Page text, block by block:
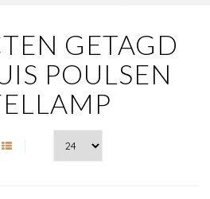
GETAGD
POULSEN